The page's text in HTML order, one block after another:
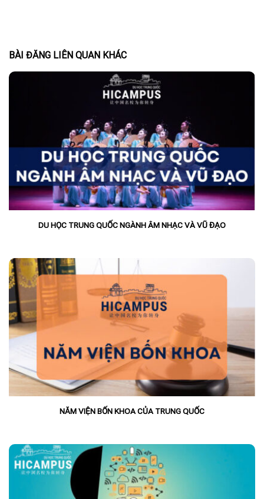
BÀI ĐĂNG LIÊN QUAN KHÁC
DU HỌC TRUNG QUỐC NGÀNH ÂM NHẠC VÀ VŨ ĐẠO
NĂM VIỆN BỐN KHOA CỦA TRUNG QUỐC